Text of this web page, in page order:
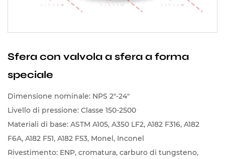
Sfera con valvola a sfera a forma
speciale
Dimensione nominale: NPS 2"-24"
Livello di pressione: Classe 150-2500
Materiali di base: ASTM A105, A350 LF2, A182 F316, A182
F6A, A182 F51, A182 F53, Monel, Inconel
Rivestimento: ENP, cromatura, carburo di tungsteno,